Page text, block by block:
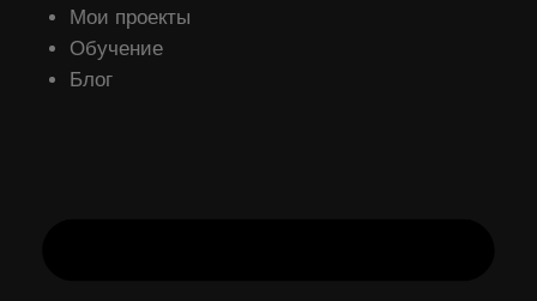
Мои проекты
Обучение
Блог